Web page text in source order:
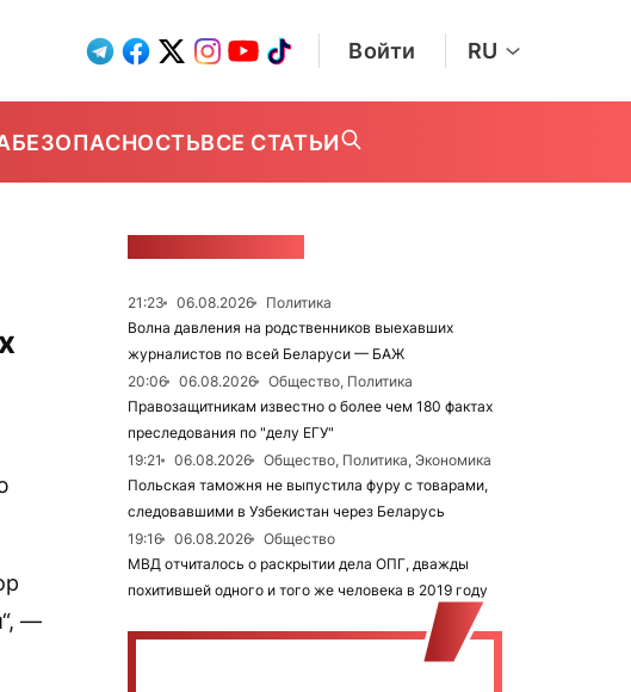
Войти RU
БЕЗОПАСНОСТЬВСЕ СТАТЬИ
—
21:23 06.08.2026
Политика
Волна давления на родственников выехавших
журналистов по всей Беларуси — БАЖ
20:06
06.08.2026
Общество, Политика
Правозащитникам известно о более чем 180 фактах
преследования по "делу ЕГУ"
19:21
06.08.2026
Общество, Политика, Экономика
Польская таможня не выпустила фуру с товарами,
следовавшими в Узбекистан через Беларусь
19:16
06.08.2026
Общество
МВД отчиталось о раскрытии дела ОПГ, дважды
похитившей одного и того же человека в 2019 году